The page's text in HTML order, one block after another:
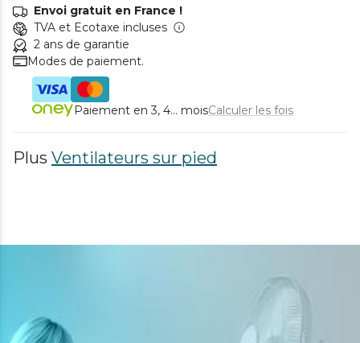
Envoi gratuit en France !
TVA et Ecotaxe incluses
2 ans de garantie
Modes de paiement.
Paiement en 3, 4... moisCalculer les fois
Plus Ventilateurs sur pied